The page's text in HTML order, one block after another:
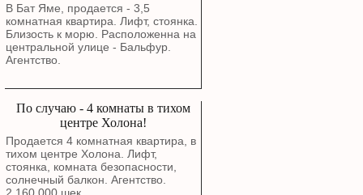
В Бат Яме, продается - 3,5
комнатная квартира. Лифт, стоянка.
Близость к морю. Расположенна на
центральной улице - Бальфур.
Агентство.
По случаю - 4 комнаты в тихом
центре Холона!
Продается 4 комнатная квартира, в
тихом центре Холона. Лифт,
стоянка, комната безопасности,
солнечный балкон. Агентство.